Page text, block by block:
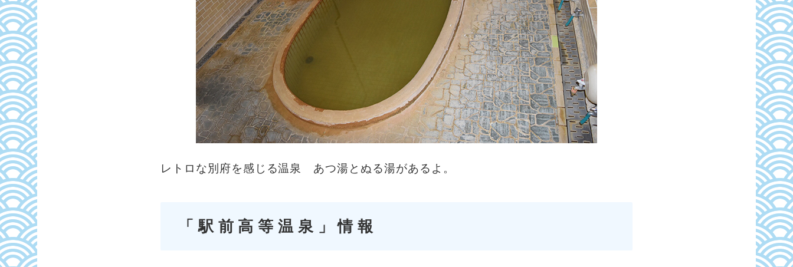
レトロな別府を感じる温泉 あつ湯とぬる湯があるよ。
「駅前高等温泉」情報